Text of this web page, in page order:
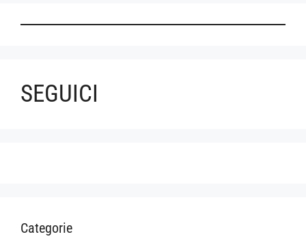
SEGUICI
Categorie